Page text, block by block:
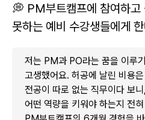
💭 PM부트캠프에 참여하고
못하는 예비 수강생들에게
저는 PM과 PO라는 꿈을 이루
고생했어요. 허공에 날린 비용
전공이 따로 없는 직무이다 보
어떤 역량을 키워야 하는지 전